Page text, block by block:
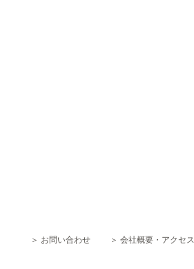
＞ お問い合わせ ＞ 会社概要・アクセス